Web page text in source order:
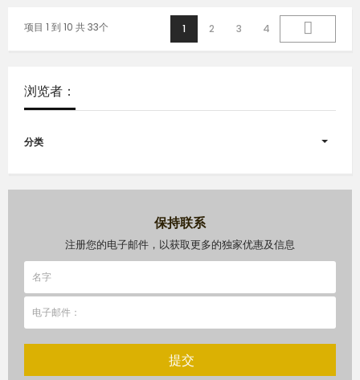
项目 1 到 10 共 33个 1 2 3 4
浏览者：
分类
保持联系
注册您的电子邮件，以获取更多的独家优惠及信息
提交